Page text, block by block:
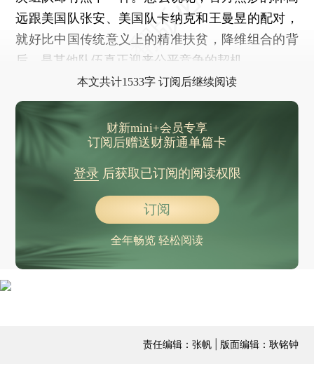
远跟美国队张安、美国队卡纳克和王曼昱的配对，
就好比中国传统意义上的精准扶贫，降维组合的背
后，是其他队伍真正迎来公平竞争的契机。
本文共计1533字 订阅后继续阅读
财新mini+会员专享
订阅后赠送财新通单篇卡
登录后获取已订阅的阅读权限
订阅
全年畅览 轻松阅读
责任编辑：张帆 | 版面编辑：耿铭钟